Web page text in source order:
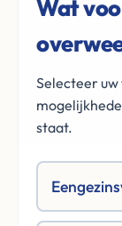
Wat
Selecteer
staat.